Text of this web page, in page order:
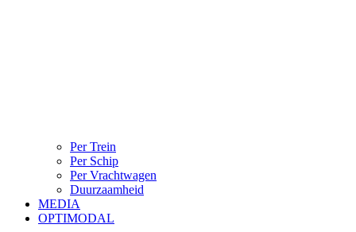
Per Trein
Per Schip
Per Vrachtwagen
Duurzaamheid
MEDIA
OPTIMODAL